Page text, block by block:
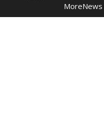
MoreNews